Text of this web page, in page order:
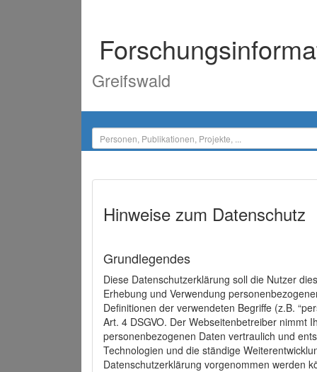
Greifswald
Hinweise zum Datenschutz
Grundlegendes
Diese Datenschutzerklärung soll die Nutzer
Erhebung und Verwendung
Definitionen der verwendeten Begriffe (z.B.
Art. 4 DSGVO. Der Webseitenbetreiber nimmt
personenbezogenen Daten vertraulich und
Technologien und die ständige
Datenschutzerklärung vorgenommen werden